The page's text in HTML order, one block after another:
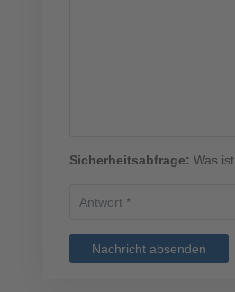
Sicherheitsabfrage: Was
Nachricht absenden